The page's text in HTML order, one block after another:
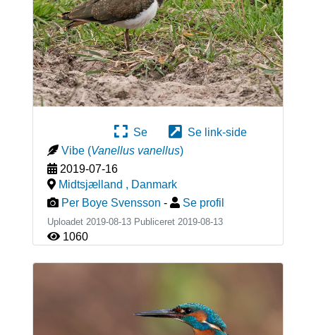
Se
Se link-side
Vibe (Vanellus vanellus)
2019-07-16
Midtsjælland , Danmark
Per Boye Svensson - Se profil
Uploadet 2019-08-13 Publiceret 2019-08-13
1060